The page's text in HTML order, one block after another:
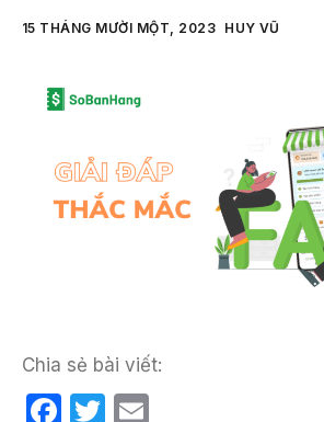
15 THÁNG MƯỜI MỘT, 2023 HUY VŨ
Chia sẻ bài viết:
F
T